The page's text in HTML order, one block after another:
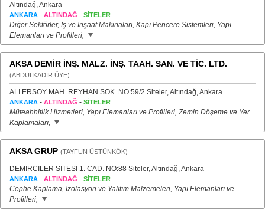
Altındağ, Ankara
ANKARA - ALTINDAĞ - SİTELER
Diğer Sektörler, İş ve İnşaat Makinaları, Kapı Pencere Sistemleri, Yapı
Elemanları ve Profilleri,
AKSA DEMİR İNŞ. MALZ. İNŞ. TAAH. SAN. VE TİC. LTD.
(ABDULKADİR ÜYE)
ALİ ERSOY MAH. REYHAN SOK. NO:59/2 Siteler, Altındağ, Ankara
ANKARA - ALTINDAĞ - SİTELER
Müteahhitlik Hizmetleri, Yapı Elemanları ve Profilleri, Zemin Döşeme ve Yer
Kaplamaları,
AKSA GRUP (TAYFUN ÜSTÜNKÖK)
DEMİRCİLER SİTESİ 1. CAD. NO:88 Siteler, Altındağ, Ankara
ANKARA - ALTINDAĞ - SİTELER
Cephe Kaplama, İzolasyon ve Yalıtım Malzemeleri, Yapı Elemanları ve
Profilleri,